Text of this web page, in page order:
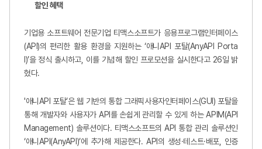
할인 혜택
기업용 소프트웨어 전문기업 티맥스소프트가 응용프로그램인터페이스
(API)의 편리한 활용 환경을 지원하는 ‘애니API 포탈(AnyAPI Porta
l)’을 정식 출시하고, 이를 기념해 할인 프로모션을 실시한다고 26일 밝
혔다.
'애니API 포탈’은 웹 기반의 통합 그래픽사용자인터페이스(GUI) 포탈을
통해 개발자와 사용자가 API를 손쉽게 관리할 수 있게 하는 APIM(API
Management) 솔루션이다. 티맥스소프트의 API 통합 관리 솔루션인
‘애니API(AnyAPI)’에 추가해 제공한다. API의 생성·테스트·배포, 인증